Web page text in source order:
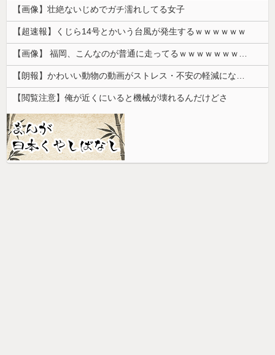
【画像】壮絶ないじめでガチ濡れしてる女子
【超速報】くじら14号とかいう台風が発生するｗｗｗｗｗｗ
【画像】 福岡、こんなのが普通に走ってるｗｗｗｗｗｗｗｗｗｗｗｗｗｗｗｗ
【朗報】かわいい動物の動画がストレス・不安の軽減になる可能性。英大学の研究で実証
【閲覧注意】俺が近くにいると機械が壊れるんだけどさ